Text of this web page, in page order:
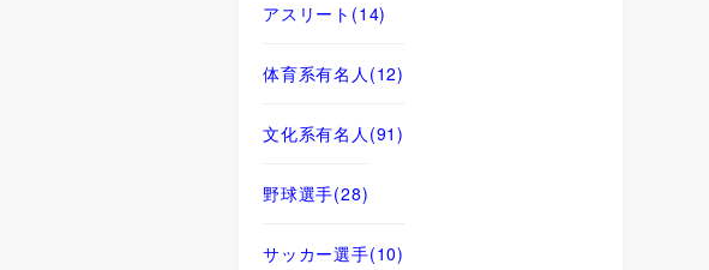
アスリート (14)
体育系有名人 (12)
文化系有名人 (91)
野球選手(28)
サッカー選手(10)